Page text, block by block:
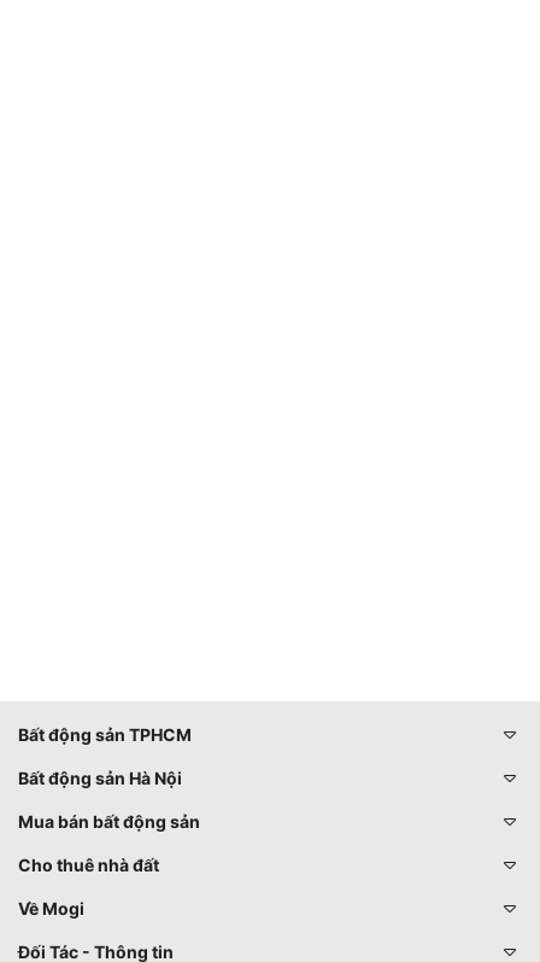
Bất động sản TPHCM
Bất động sản Hà Nội
Mua bán bất động sản
Cho thuê nhà đất
Về Mogi
Đối Tác - Thông tin